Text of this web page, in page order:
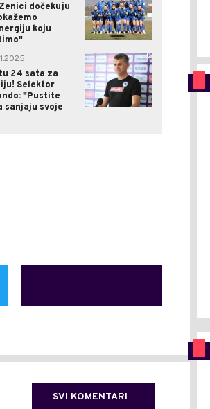
dočekuju
koju
24 sata za
Selektor
"Pustite
sanjaju svoje
0
SVI KOMENTARI